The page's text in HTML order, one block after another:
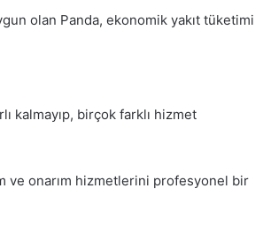
olan Panda, ekonomik yakıt tüketimi
kalmayıp, birçok farklı hizmet
ve onarım hizmetlerini profesyonel bir